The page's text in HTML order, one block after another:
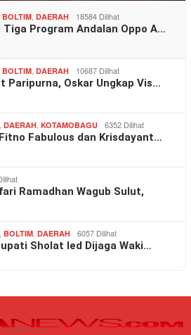
BOLTIM DAERAH 18584 Dilihat
Tiga Program Andalan Oppo A…
BOLTIM DAERAH 10687 Dilihat
Paripurna, Oskar Ungkap Vis…
DAERAH KOTAMOBAGU 6352 Dilihat
Fabulous dan Krisdayant…
Ramadhan Wagub Sulut,
BOLTIM DAERAH 6057 Dilihat
Sholat Ied Dijaga Waki…